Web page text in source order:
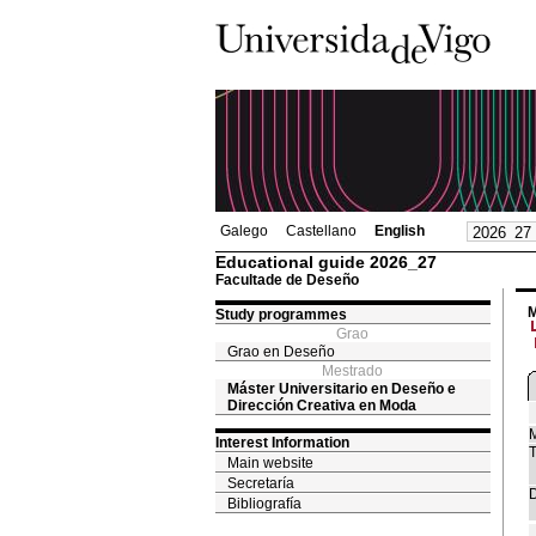
Galego Castellano English
Educational guide 2026_27
Facultade de Deseño
Study programmes
Grao
Grao en Deseño
Mestrado
Máster Universitario en Deseño e
Dirección Creativa en Moda
Interest Information
Main website
Secretaría
Bibliografía